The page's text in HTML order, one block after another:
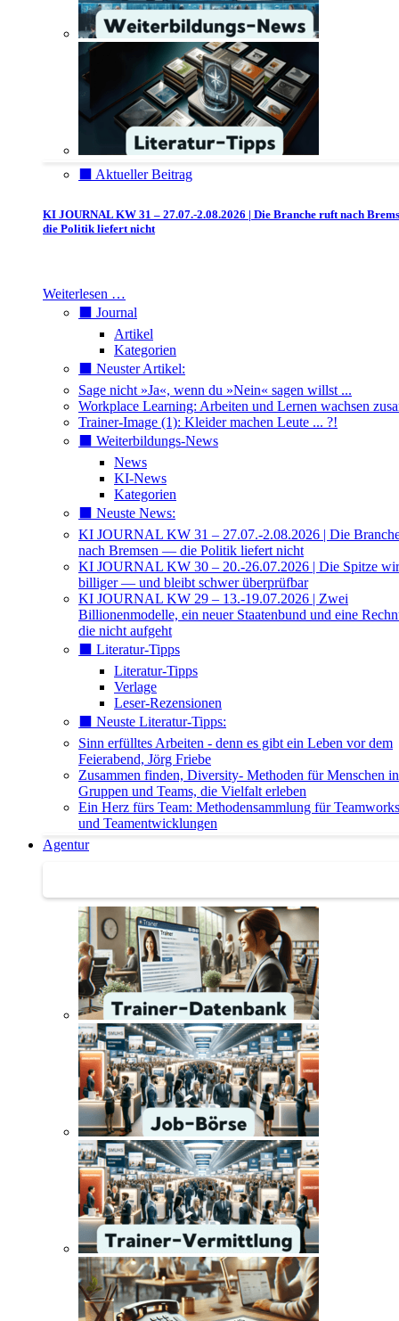
⬛️ Aktueller Beitrag
KI JOURNAL KW 31 – 27.07.-2.08.2026 | Die Branche ruft nach
die Politik liefert nicht
Weiterlesen …
⬛️ Journal
Artikel
Kategorien
⬛️ Neuster Artikel:
Sage nicht »Ja«, wenn du »Nein« sagen willst ...
Workplace Learning: Arbeiten und Lernen wachsen
Trainer-Image (1): Kleider machen Leute ... ?!
⬛️ Weiterbildungs-News
News
KI-News
Kategorien
⬛️ Neuste News:
KI JOURNAL KW 31 – 27.07.-2.08.2026 | Die
nach Bremsen — die Politik liefert nicht
KI JOURNAL KW 30 – 20.-26.07.2026 | Die Spitze
billiger — und bleibt schwer überprüfbar
KI JOURNAL KW 29 – 13.-19.07.2026 | Zwei
Billionenmodelle, ein neuer Staatenbund und eine
die nicht aufgeht
⬛️ Literatur-Tipps
Literatur-Tipps
Verlage
Leser-Rezensionen
⬛️ Neuste Literatur-Tipps:
Sinn erfülltes Arbeiten - denn es gibt ein Leben vor dem
Feierabend, Jörg Friebe
Zusammen finden, Diversity- Methoden für Menschen in
Gruppen und Teams, die Vielfalt erleben
Ein Herz fürs Team: Methodensammlung für
und Teamentwicklungen
Agentur